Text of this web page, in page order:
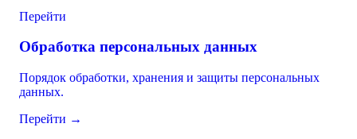
Перейти
Обработка персональных данных
Порядок обработки, хранения и защиты персональных
данных.
Перейти →